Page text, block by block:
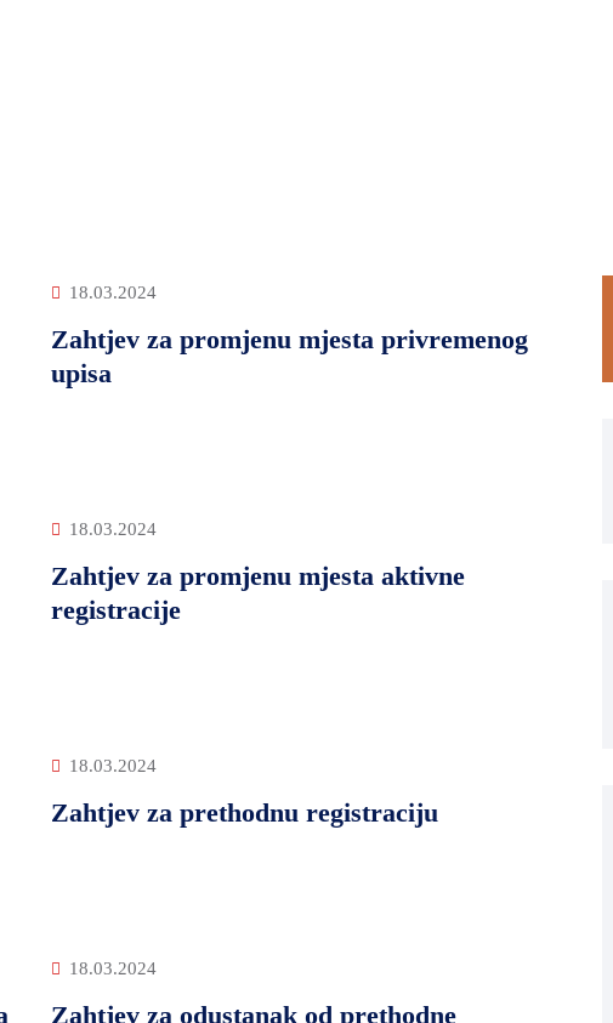
18.03.2024
Zahtjev za promjenu mjesta privremenog
upisa
18.03.2024
Zahtjev za promjenu mjesta aktivne
registracije
18.03.2024
Zahtjev za prethodnu registraciju
18.03.2024
Zahtjev za odustanak od prethodne